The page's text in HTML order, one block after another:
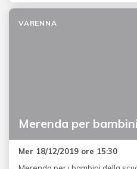
Merenda per
VARENNA
Mer 18/12/2019 ore 15:30